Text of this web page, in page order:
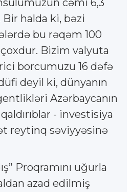
cəmi 6,3
halda ki, bəzi
bu rəqəm 100
Bizim valyuta
borcumuzu 16 dəfə
deyil ki, dünyanın
Azərbaycanın
- investisiya
reytinq səviyyəsinə
Proqramını uğurla
azad edilmiş